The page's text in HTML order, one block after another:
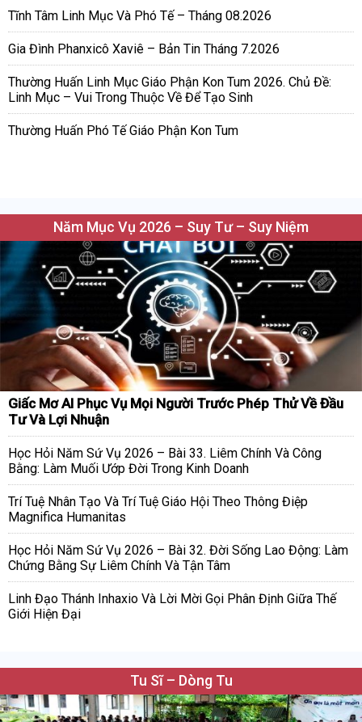
Tĩnh Tâm Linh Mục Và Phó Tế – Tháng 08.2026
Gia Đình Phanxicô Xaviê – Bản Tin Tháng 7.2026
Thường Huấn Linh Mục Giáo Phận Kon Tum 2026. Chủ Đề:
Linh Mục – Vui Trong Thuộc Về Để Tạo Sinh
Thường Huấn Phó Tế Giáo Phận Kon Tum
Năm Mục Vụ 2026 – Suy Tư – Suy Niệm
Giấc Mơ AI Phục Vụ Mọi Người Trước Phép Thử Về Đầu
Tư Và Lợi Nhuận
Học Hỏi Năm Sứ Vụ 2026 – Bài 33. Liêm Chính Và Công
Bằng: Làm Muối Ướp Đời Trong Kinh Doanh
Trí Tuệ Nhân Tạo Và Trí Tuệ Giáo Hội Theo Thông Điệp
Magnifica Humanitas
Học Hỏi Năm Sứ Vụ 2026 – Bài 32. Đời Sống Lao Động: Làm
Chứng Bằng Sự Liêm Chính Và Tận Tâm
Linh Đạo Thánh Inhaxio Và Lời Mời Gọi Phân Định Giữa Thế
Giới Hiện Đại
Tu Sĩ – Dòng Tu